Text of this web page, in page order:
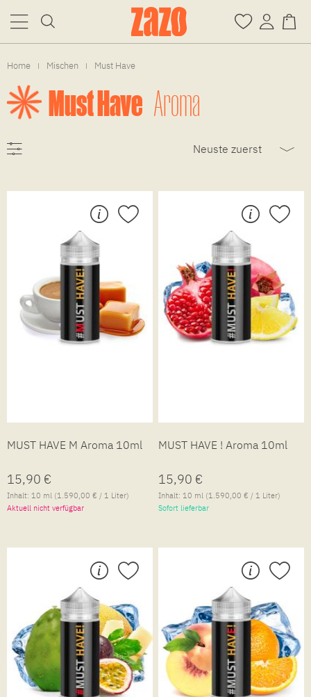
Home | Mischen | Must Have
Must Have Aroma
MUST HAVE M Aroma 10ml
15,90 €
Inhalt: 10 ml (1.590,00 € / 1 Liter)
Aktuell nicht verfügbar
MUST HAVE ! Aroma 10ml
15,90 €
Inhalt: 10 ml (1.590,00 € / 1 Liter)
Sofort lieferbar